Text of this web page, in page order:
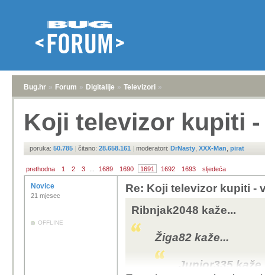
Bug.hr » Forum » Digitalije » Televizori »
Koji televizor kupiti
poruka: 50.785 | čitano: 28.658.161 | moderatori: DrNasty XXX-Man pirat
prethodna 1 2 3 1689 1690 1691 1692 1693 sljedeća
Novice
21 mjesec
OFFLINE
Re: Koji televizor kupiti -
Ribnjak2048 kaže...
Žiga82 kaže...
Junior335